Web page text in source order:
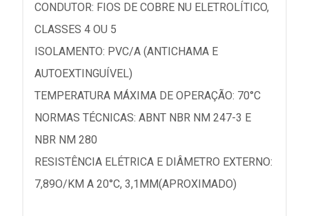
CONDUTOR: FIOS DE COBRE NU ELETROLÍTICO,
CLASSES 4 OU 5
ISOLAMENTO: PVC/A (ANTICHAMA E
AUTOEXTINGUÍVEL)
TEMPERATURA MÁXIMA DE OPERAÇÃO: 70°C
NORMAS TÉCNICAS: ABNT NBR NM 247-3 E
NBR NM 280
RESISTÊNCIA ELÉTRICA E DIÂMETRO EXTERNO:
7,89O/KM A 20°C, 3,1MM(APROXIMADO)